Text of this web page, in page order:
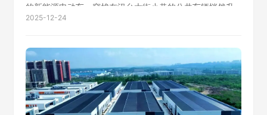
的新能源电动车，穿梭在汉台大街小巷的公共车辆悄然升
级，变化的不仅是车辆驱动方式，还是城市的发展观念。
2025-12-24